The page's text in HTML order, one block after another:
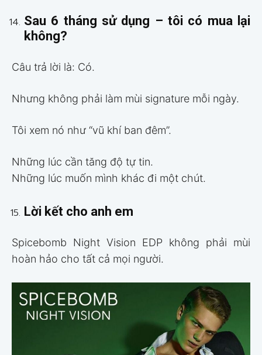
Sau 6 tháng sử dụng – tôi có mua lại
không?
Câu trả lời là: Có.
Nhưng không phải làm mùi signature mỗi ngày.
Tôi xem nó như “vũ khí ban đêm”.
Những lúc cần tăng độ tự tin.
Những lúc muốn mình khác đi một chút.
Lời kết cho anh em
Spicebomb Night Vision EDP không phải mùi
hoàn hảo cho tất cả mọi người.